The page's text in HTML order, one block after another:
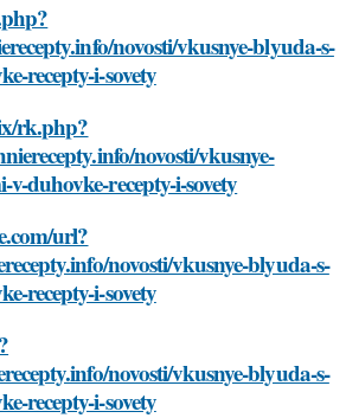
novosti/vkusnye-blyuda-s-
recepty-i-sovety
rk.php?
novosti/vkusnye-
duhovke-recepty-i-sovety
url?
novosti/vkusnye-blyuda-s-
recepty-i-sovety
novosti/vkusnye-blyuda-s-
recepty-i-sovety